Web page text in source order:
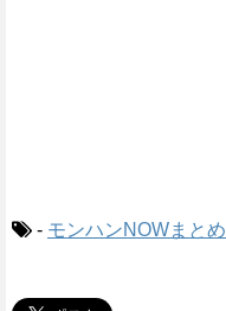
- モンハンNOWまとめ